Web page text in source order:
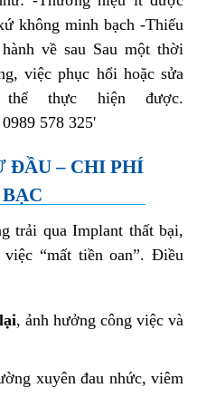
ĐẦU – CHI PHÍ
trải qua Implant thất bại,
“mất tiền oan”. Điều
, ảnh hưởng công việc và
xuyên đau nhức, viêm